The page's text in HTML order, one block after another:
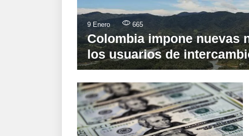
9 Enero 665
Colombia impone nuevas
los usuarios de